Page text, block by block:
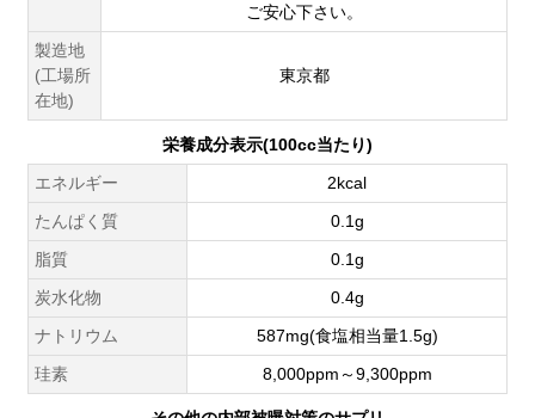
ご安心下さい。
製造地
(工場所
在地)
東京都
栄養成分表示(100cc当たり)
エネルギー
2kcal
たんぱく質
0.1g
脂質
0.1g
炭水化物
0.4g
ナトリウム
587mg(食塩相当量1.5g)
珪素
8,000ppm～9,300ppm